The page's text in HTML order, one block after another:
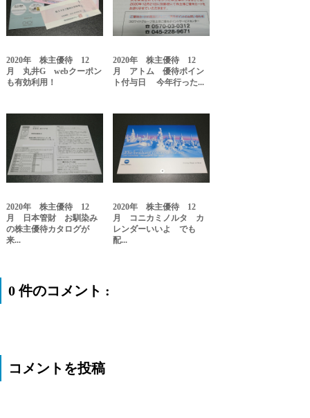
2020年 株主優待 12
月 丸井G webクーポン
も有効利用！
2020年 株主優待 12
月 アトム 優待ポイン
ト付与日 今年行った...
2020年 株主優待 12
月 日本管財 お馴染み
の株主優待カタログが
来...
2020年 株主優待 12
月 コニカミノルタ カ
レンダーいいよ でも
配...
0 件のコメント :
コメントを投稿